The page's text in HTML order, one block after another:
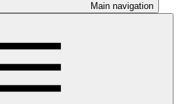
Main navigation